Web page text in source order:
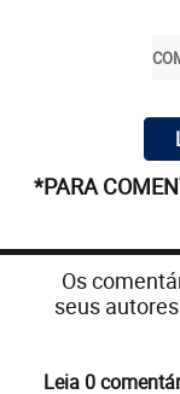
*PARA
Os
seus
Leia 0